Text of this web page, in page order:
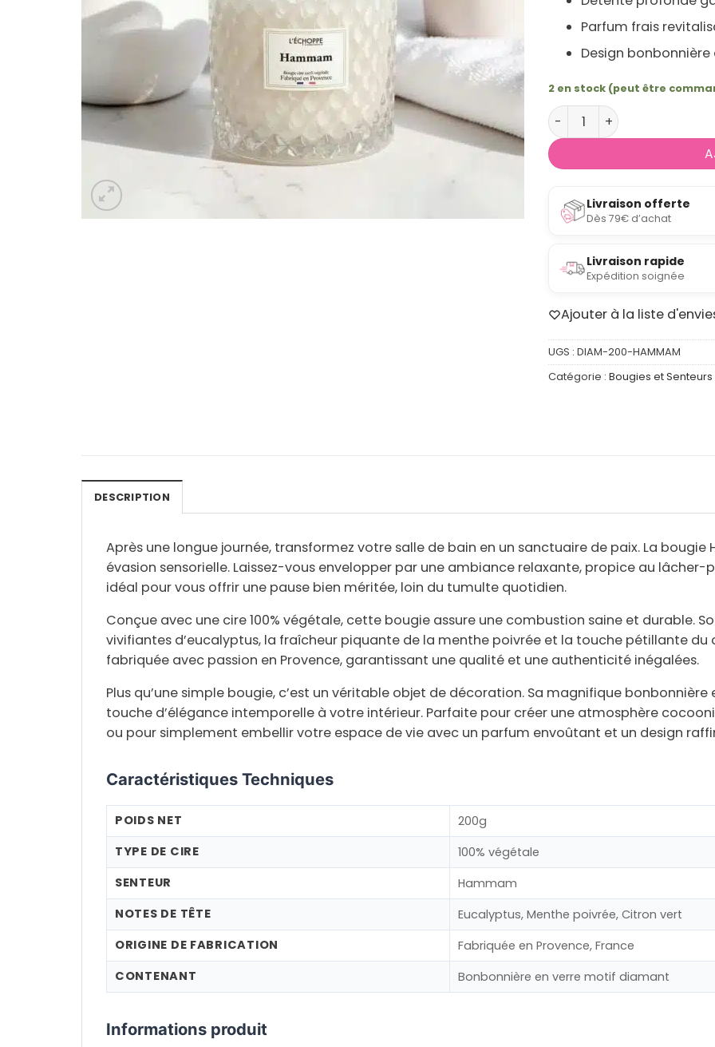
Parfum frais
Design
2 en stock (peut être
quantité de Bougie en
Livraison offerte
Dès 79€ d’achat
Livraison rapide
Expédition soignée
Ajouter à la liste
UGS : DIAM-200-HAMMAM
Catégorie : Bougies et Senteurs
DESCRIPTION
Après une longue journée, transformez votre salle de bain en un sanctuaire de paix. La
évasion sensorielle. Laissez-vous envelopper par une ambiance relaxante, propice au lâcher-
idéal pour vous offrir une pause bien méritée, loin du tumulte quotidien.
Conçue avec une cire 100% végétale, cette bougie assure une combustion saine et durable.
vivifiantes d’eucalyptus, la fraîcheur piquante de la menthe poivrée et la touche pétillante du
fabriquée avec passion en Provence, garantissant une qualité et une authenticité inégalées.
Plus qu’une simple bougie, c’est un véritable objet de décoration. Sa magnifique bonbonnière
touche d’élégance intemporelle à votre intérieur. Parfaite pour créer une atmosphère
ou pour simplement embellir votre espace de vie avec un parfum envoûtant et un design
Caractéristiques Techniques
POIDS NET
200g
TYPE DE CIRE
100% végétale
SENTEUR
Hammam
NOTES DE TÊTE
Eucalyptus, Menthe poivrée, Citron vert
ORIGINE DE FABRICATION
Fabriquée en Provence, France
CONTENANT
Bonbonnière en verre motif diamant
Informations produit